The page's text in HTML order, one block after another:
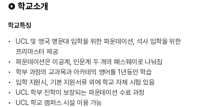
학교소개
학교특징
UCL 및 영국 명문대 입학을 위한 파운데이션, 석사 입학을 위한
프리마스터 제공
파운데이션은 이공계, 인문계 두 개의 패스웨이로 나눠짐
학부 과정의 교과목과 아카데믹 영어를 1년동안 학습
입학 지원시, 기본 지원서류 외에 학교 자체 시험 있음
UCL 학부 진학이 보장되는 파운데이션 수료 과정
UCL 학교 캠퍼스 시설 이용 가능